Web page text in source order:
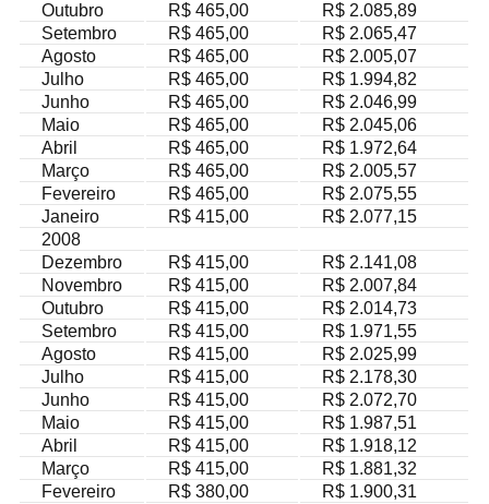
Outubro
R$ 465,00
R$ 2.085,89
Setembro
R$ 465,00
R$ 2.065,47
Agosto
R$ 465,00
R$ 2.005,07
Julho
R$ 465,00
R$ 1.994,82
Junho
R$ 465,00
R$ 2.046,99
Maio
R$ 465,00
R$ 2.045,06
Abril
R$ 465,00
R$ 1.972,64
Março
R$ 465,00
R$ 2.005,57
Fevereiro
R$ 465,00
R$ 2.075,55
Janeiro
R$ 415,00
R$ 2.077,15
2008
Dezembro
R$ 415,00
R$ 2.141,08
Novembro
R$ 415,00
R$ 2.007,84
Outubro
R$ 415,00
R$ 2.014,73
Setembro
R$ 415,00
R$ 1.971,55
Agosto
R$ 415,00
R$ 2.025,99
Julho
R$ 415,00
R$ 2.178,30
Junho
R$ 415,00
R$ 2.072,70
Maio
R$ 415,00
R$ 1.987,51
Abril
R$ 415,00
R$ 1.918,12
Março
R$ 415,00
R$ 1.881,32
Fevereiro
R$ 380,00
R$ 1.900,31